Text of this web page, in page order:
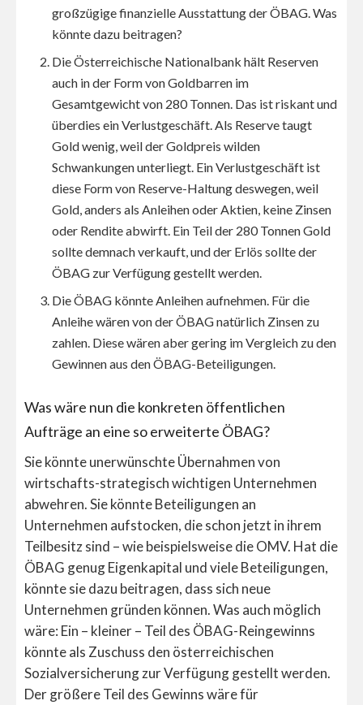
großzügige finanzielle Ausstattung der ÖBAG. Was
könnte dazu beitragen?
Die Österreichische Nationalbank hält Reserven
auch in der Form von Goldbarren im
Gesamtgewicht von 280 Tonnen. Das ist riskant und
überdies ein Verlustgeschäft. Als Reserve taugt
Gold wenig, weil der Goldpreis wilden
Schwankungen unterliegt. Ein Verlustgeschäft ist
diese Form von Reserve-Haltung deswegen, weil
Gold, anders als Anleihen oder Aktien, keine Zinsen
oder Rendite abwirft. Ein Teil der 280 Tonnen Gold
sollte demnach verkauft, und der Erlös sollte der
ÖBAG zur Verfügung gestellt werden.
Die ÖBAG könnte Anleihen aufnehmen. Für die
Anleihe wären von der ÖBAG natürlich Zinsen zu
zahlen. Diese wären aber gering im Vergleich zu den
Gewinnen aus den ÖBAG-Beteiligungen.
Was wäre nun die konkreten öffentlichen
Aufträge an eine so erweiterte ÖBAG?
Sie könnte unerwünschte Übernahmen von
wirtschafts-strategisch wichtigen Unternehmen
abwehren. Sie könnte Beteiligungen an
Unternehmen aufstocken, die schon jetzt in ihrem
Teilbesitz sind – wie beispielsweise die OMV. Hat die
ÖBAG genug Eigenkapital und viele Beteiligungen,
könnte sie dazu beitragen, dass sich neue
Unternehmen gründen können. Was auch möglich
wäre: Ein – kleiner – Teil des ÖBAG-Reingewinns
könnte als Zuschuss den österreichischen
Sozialversicherung zur Verfügung gestellt werden.
Der größere Teil des Gewinns wäre für